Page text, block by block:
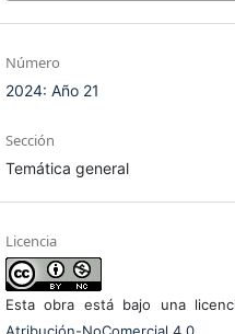
Número
2024: Año 21
Sección
Temática general
Licencia
Esta obra está bajo una
Atribución-NoComercial 4.0.